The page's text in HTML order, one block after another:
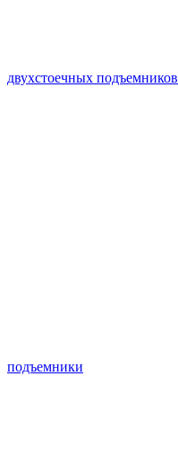
двухстоечных подъемников
подъемники